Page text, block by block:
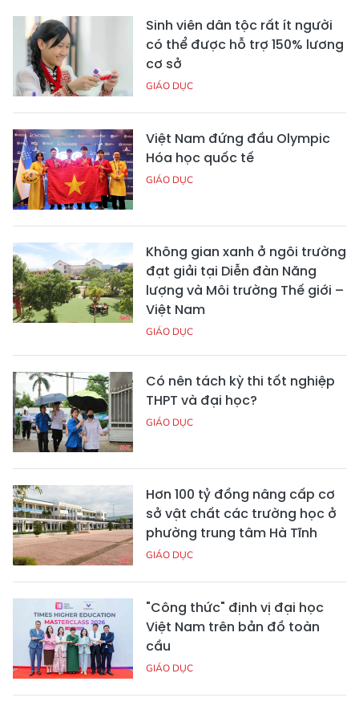
Sinh viên dân tộc rất ít người
có thể được hỗ trợ 150% lương
cơ sở
GIÁO DỤC
Việt Nam đứng đầu Olympic
Hóa học quốc tế
GIÁO DỤC
Không gian xanh ở ngôi trường
đạt giải tại Diễn đàn Năng
lượng và Môi trường Thế giới –
Việt Nam
GIÁO DỤC
Có nên tách kỳ thi tốt nghiệp
THPT và đại học?
GIÁO DỤC
Hơn 100 tỷ đồng nâng cấp cơ
sở vật chất các trường học ở
phường trung tâm Hà Tĩnh
GIÁO DỤC
"Công thức" định vị đại học
Việt Nam trên bản đồ toàn
cầu
GIÁO DỤC